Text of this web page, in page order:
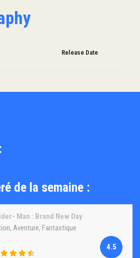
Release Date
de la semaine :
Man : Brand New Day
, Aventure, Fantastique
4.5